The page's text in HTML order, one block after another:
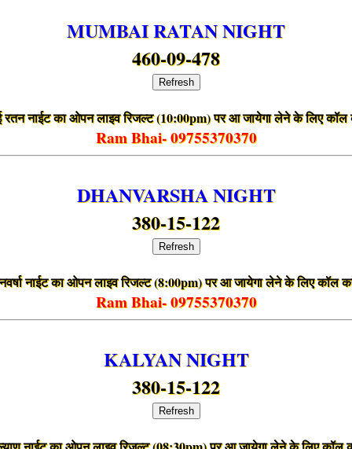
MUMBAI RATAN NIGHT
460-09-478
Refresh
रतन नाईट का ओपन लाइव रिजल्ट (10:00pm) पर आ जायेगा लेने के लिए
Ram Bhai- 09755370370
DHANVARSHA NIGHT
380-15-122
Refresh
नाईट का ओपन लाइव रिजल्ट (8:00pm) पर आ जायेगा लेने के लिए कॉल
Ram Bhai- 09755370370
KALYAN NIGHT
380-15-122
Refresh